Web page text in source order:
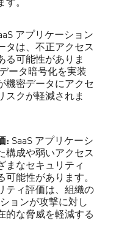
アプリケーション
タは、不正アクセス
る可能性がありま
ータ暗号化を実装
機密データにアクセ
スクが軽減されま
: SaaS アプリケーシ
構成や弱いアクセス
まなセキュリティ
能性があります。
ティ評価は、組織の
ョンが攻撃に対し
的な脅威を軽減する